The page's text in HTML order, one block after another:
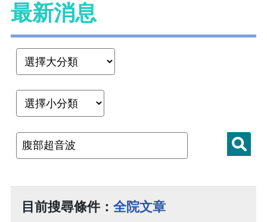
最新消息
目前搜尋條件： 全院文章